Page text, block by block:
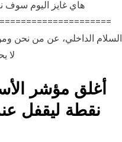
السلام الداخلي، عن من نحن
لا